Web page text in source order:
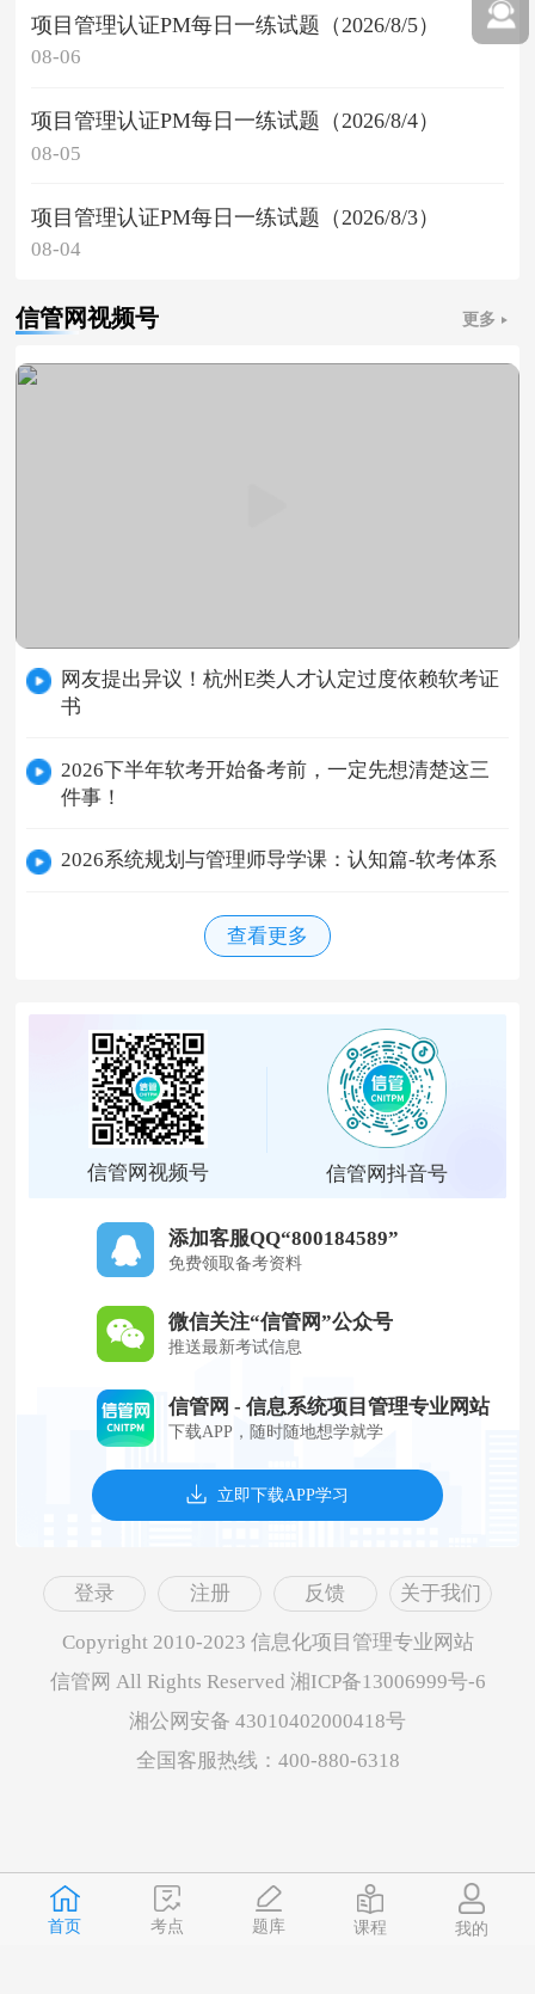
首页 考点 题库 课程 我的
项目管理认证PM每日一练试题（2026/8/5）
08-06
项目管理认证PM每日一练试题（2026/8/4）
08-05
项目管理认证PM每日一练试题（2026/8/3）
08-04
信管网视频号 更多
网友提出异议！杭州E类人才认定过度依赖软考证
书
2026下半年软考开始备考前，一定先想清楚这三
件事！
2026系统规划与管理师导学课：认知篇-软考体系
查看更多
信管网视频号 信管网抖音号
添加客服QQ“800184589”
免费领取备考资料
微信关注“信管网”公众号
推送最新考试信息
信管网 - 信息系统项目管理专业网站
下载APP，随时随地想学就学
立即下载APP学习
登录 注册 反馈 关于我们
Copyright 2010-2023 信息化项目管理专业网站
信管网 All Rights Reserved 湘ICP备13006999号-6
湘公网安备 43010402000418号
全国客服热线：400-880-6318